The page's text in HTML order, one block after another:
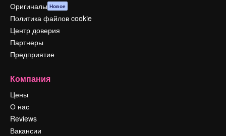
Оригиналы Новое
Политика файлов cookie
Центр доверия
Партнеры
Предприятие
Компания
Цены
О нас
Reviews
Вакансии